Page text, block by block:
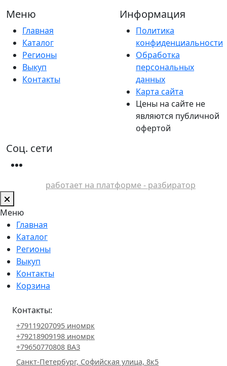
Меню
Главная
Каталог
Регионы
Выкуп
Контакты
Информация
Политика
конфиденциальности
Обработка
персональных
данных
Карта сайта
Цены на сайте не
являются публичной
офертой
Соц. сети
работает на платформе - разбиратор
Меню
Главная
Каталог
Регионы
Выкуп
Контакты
Корзина
Контакты:
+79119207095 иномрк
+79218909198 иномрк
+79650770808 ВАЗ
Санкт-Петербург, Софийская улица, 8к5